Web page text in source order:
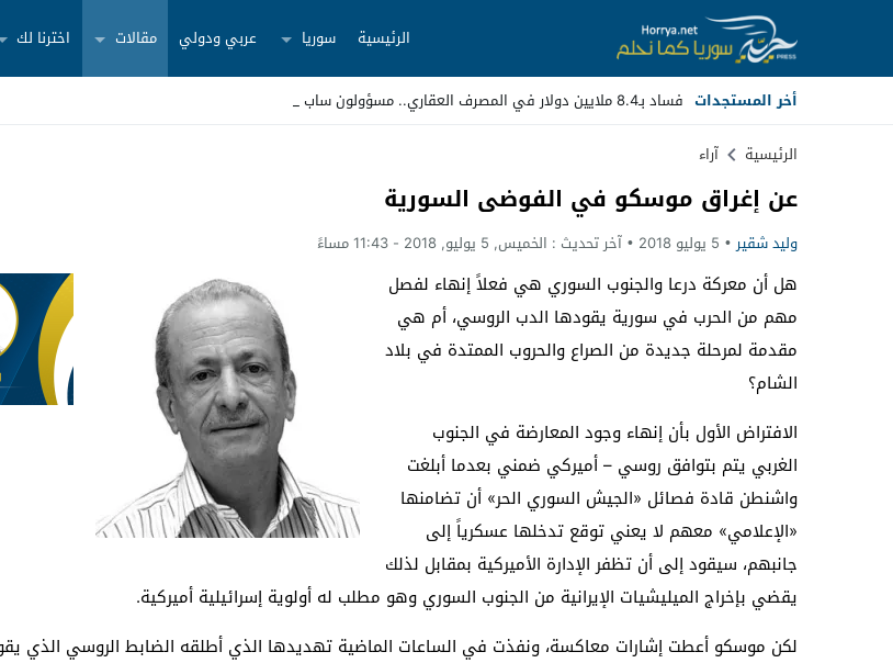
الرئيسية سوريا عربي ودولي مقالات اخترنا لك
أخر المستجدات فساد بـ8.4 ملايين دولار في المصرف العقاري.. مسؤولون سابقون أم _
Previous
Next
الرئيسية آراء
عن إغراق موسكو في الفوضى السورية
وليد شقير 5 يوليو 2018 آخر تحديث : الخميس, 5 يوليو, 2018 - 11:43 مساءً
هل أن معركة درعا والجنوب السوري هي فعلاً إنهاء لفصل
مهم من الحرب في سورية يقودها الدب الروسي، أم هي
مقدمة لمرحلة جديدة من الصراع والحروب الممتدة في بلاد
الشام؟
الافتراض الأول بأن إنهاء وجود المعارضة في الجنوب
الغربي يتم بتوافق روسي – أميركي ضمني بعدما أبلغت
واشنطن قادة فصائل «الجيش السوري الحر» أن تضامنها
«الإعلامي» معهم لا يعني توقع تدخلها عسكرياً إلى
جانبهم، سيقود إلى أن تظفر الإدارة الأميركية بمقابل لذلك
يقضي بإخراج الميليشيات الإيرانية من الجنوب السوري وهو مطلب له أولوية إسرائيلية أميركية.
لكن موسكو أعطت إشارات معاكسة، ونفذت في الساعات الماضية تهديدها الذي أطلقه الضابط الروسي الذي